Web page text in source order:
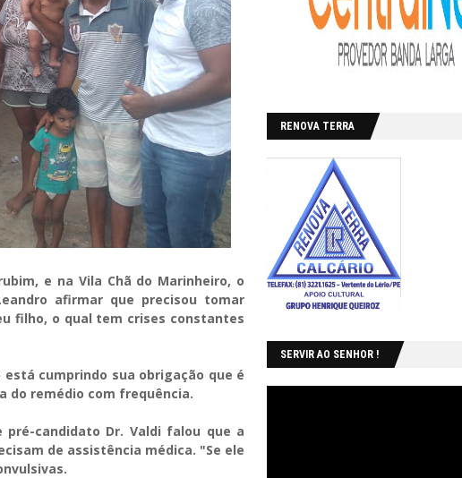
e na Vila Chã do Marinheiro, o
afirmar que precisou tomar
filho, o qual tem crises constantes
cumprindo sua obrigação que é
do remédio com frequência.
candidato Dr. Valdi falou que a
de assistência médica. "Se ele
RENOVA TERRA
SERVIR AO SENHOR !